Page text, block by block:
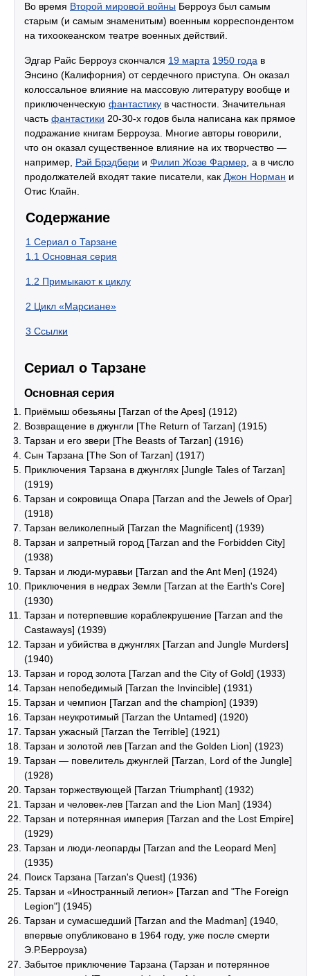
Во время Второй мировой войны Берроуз был самым
старым (и самым знаменитым) военным корреспондентом
на тихоокеанском театре военных действий.
Эдгар Райс Берроуз скончался 19 марта 1950 года в
Энсино (Калифорния) от сердечного приступа. Он оказал
колоссальное влияние на массовую литературу вообще и
приключенческую фантастику в частности. Значительная
часть фантастики 20-30-х годов была написана как прямое
подражание книгам Берроуза. Многие авторы говорили,
что он оказал существенное влияние на их творчество —
например, Рэй Брэдбери и Филип Жозе Фармер , а в число
продолжателей входят такие писатели, как Джон Норман и
Отис Клайн.
Содержание
1 Сериал о Тарзане
1.1 Основная серия
1.2 Примыкают к циклу
2 Цикл «Марсиане»
3 Ссылки
Сериал о Тарзане
Основная серия
Приёмыш обезьяны [Tarzan of the Apes] (1912)
Возвращение в джунгли [The Return of Tarzan] (1915)
Тарзан и его звери [The Beasts of Tarzan] (1916)
Сын Тарзана [The Son of Tarzan] (1917)
Приключения Тарзана в джунглях [Jungle Tales of Tarzan]
(1919)
Тарзан и сокровища Опара [Tarzan and the Jewels of Opar]
(1918)
Тарзан великолепный [Tarzan the Magnificent] (1939)
Тарзан и запретный город [Tarzan and the Forbidden City]
(1938)
Тарзан и люди-муравьи [Tarzan and the Ant Men] (1924)
Приключения в недрах Земли [Tarzan at the Earth's Core]
(1930)
Тарзан и потерпевшие кораблекрушение [Tarzan and the
Castaways] (1939)
Тарзан и убийства в джунглях [Tarzan and Jungle Murders]
(1940)
Тарзан и город золота [Tarzan and the City of Gold] (1933)
Тарзан непобедимый [Tarzan the Invincible] (1931)
Тарзан и чемпион [Tarzan and the champion] (1939)
Тарзан неукротимый [Tarzan the Untamed] (1920)
Тарзан ужасный [Tarzan the Terrible] (1921)
Тарзан и золотой лев [Tarzan and the Golden Lion] (1923)
Тарзан — повелитель джунглей [Tarzan, Lord of the Jungle]
(1928)
Тарзан торжествующей [Tarzan Triumphant] (1932)
Тарзан и человек-лев [Tarzan and the Lion Man] (1934)
Тарзан и потерянная империя [Tarzan and the Lost Empire]
(1929)
Тарзан и люди-леопарды [Tarzan and the Leopard Men]
(1935)
Поиск Тарзана [Tarzan's Quest] (1936)
Тарзан и «Иностранный легион» [Tarzan and "The Foreign
Legion"] (1945)
Тарзан и сумасшедший [Tarzan and the Madman] (1940,
впервые опубликовано в 1964 году, уже после смерти
Э.Р.Берроуза)
Забытое приключение Тарзана (Тарзан и потерянное